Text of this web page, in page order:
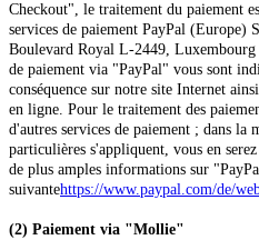
Checkout", le traitement du paiement
services de paiement PayPal
Boulevard Royal L-2449,
de paiement via "PayPal" vous sont
conséquence sur notre site Internet
en ligne. Pour le traitement des
d'autres services de paiement ; dans la
particulières s'appliquent, vous en
de plus amples informations sur
suivantehttps://www.paypal.com/de/
(2) Paiement via "Mollie"